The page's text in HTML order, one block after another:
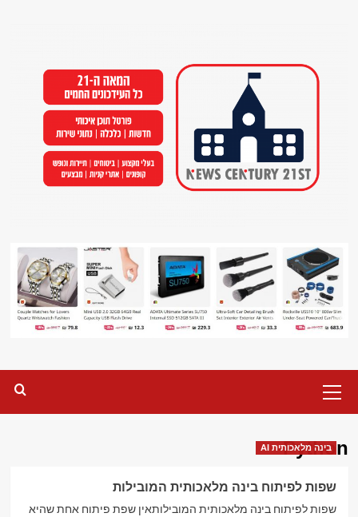
Menu
Python
בינה מלאכותית AI
שפות לפיתוח בינה מלאכותית המובילות
שפות לפיתוח בינה מלאכותית המובילותאין שפת פיתוח אחת שהיא